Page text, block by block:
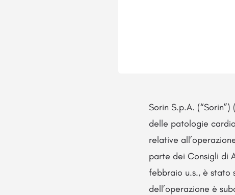
Sorin S.p.A. (“Sorin”)
delle patologie
relative
parte dei Consigli di
febbraio u.s., è stato
dell’operazione è